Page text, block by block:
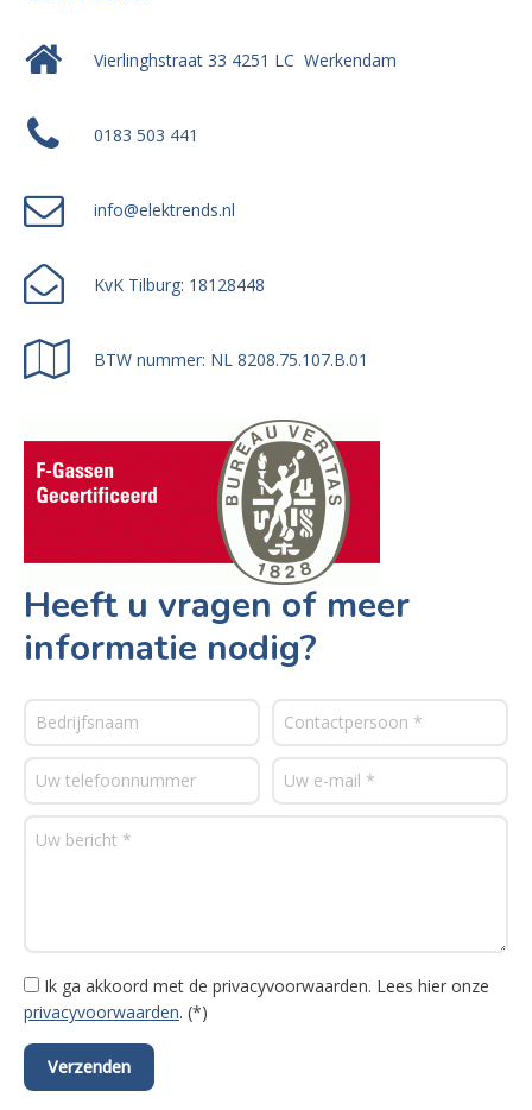
Vierlinghstraat 33 4251 LC Werkendam
0183 503 441
info@elektrends.nl
KvK Tilburg: 18128448
BTW nummer: NL 8208.75.107.B.01
Heeft u vragen of meer
informatie nodig?
Ik ga akkoord met de privacyvoorwaarden. Lees hier onze
privacyvoorwaarden. (*)